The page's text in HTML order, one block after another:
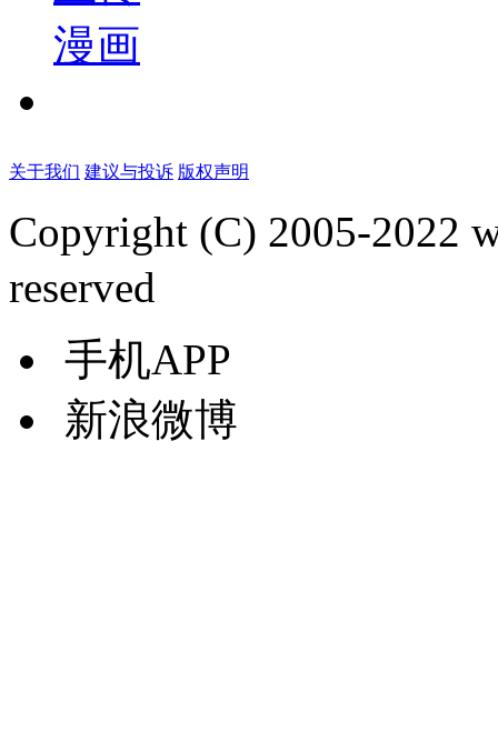
漫画
关于我们 建议与投诉 版权声明
Copyright (C) 2005-2022
reserved
手机APP
新浪微博